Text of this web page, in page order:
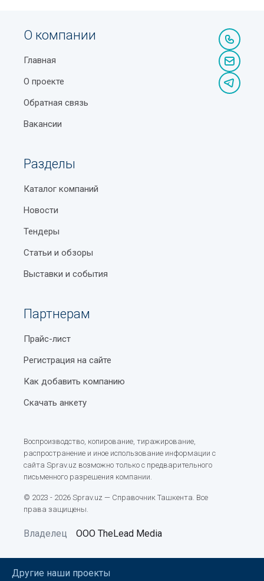
О компании
Главная
О проекте
Обратная связь
Вакансии
Разделы
Каталог компаний
Новости
Тендеры
Статьи и обзоры
Выставки и события
Партнерам
Прайс-лист
Регистрация на сайте
Как добавить компанию
Скачать анкету
Воспроизводство, копирование, тиражирование,
распространение и иное использование информации с
сайта Sprav.uz возможно только с предварительного
письменного разрешения компании.
© 2023 - 2026 Sprav.uz — Справочник Ташкента. Все
права защищены.
Владелец ООО TheLead Media
Другие наши проекты